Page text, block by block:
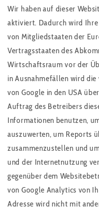
Wir haben auf dieser
aktiviert. Dadurch wird
von Mitgliedstaaten der
Vertragsstaaten des
Wirtschaftsraum vor der
in Ausnahmefällen wird
von Google in den USA
Auftrag des Betreibers
Informationen benutzen,
auszuwerten, um Reports
zusammenzustellen und
und der Internetnutzung
gegenüber dem
von Google Analytics von
Adresse wird nicht mit